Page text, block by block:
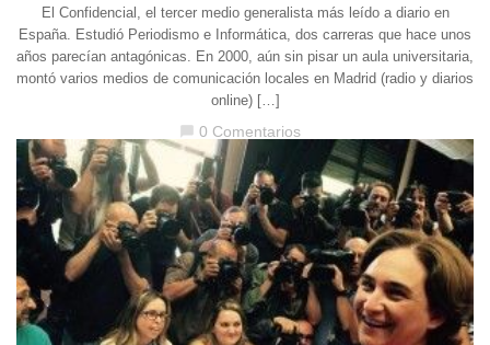
El Confidencial, el tercer medio generalista más leído a diario en
España. Estudió Periodismo e Informática, dos carreras que hace unos
años parecían antagónicas. En 2000, aún sin pisar un aula universitaria,
montó varios medios de comunicación locales en Madrid (radio y diarios
online) […]
0 Comentarios